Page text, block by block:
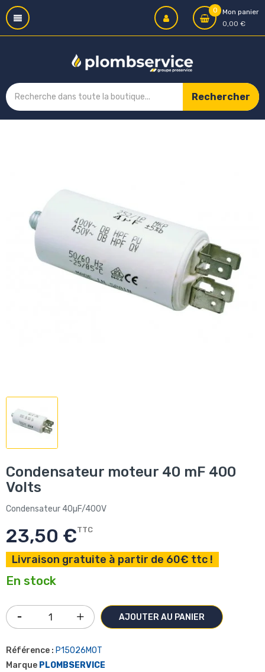
0
Mon panier
0,00 €
Rechercher
Condensateur moteur 40 mF 400
Volts
Condensateur 40µF/400V
23,50 €TTC
Livraison gratuite à partir de 60€ ttc !
En stock
AJOUTER AU PANIER
Référence : P15026MOT
Marque PLOMBSERVICE